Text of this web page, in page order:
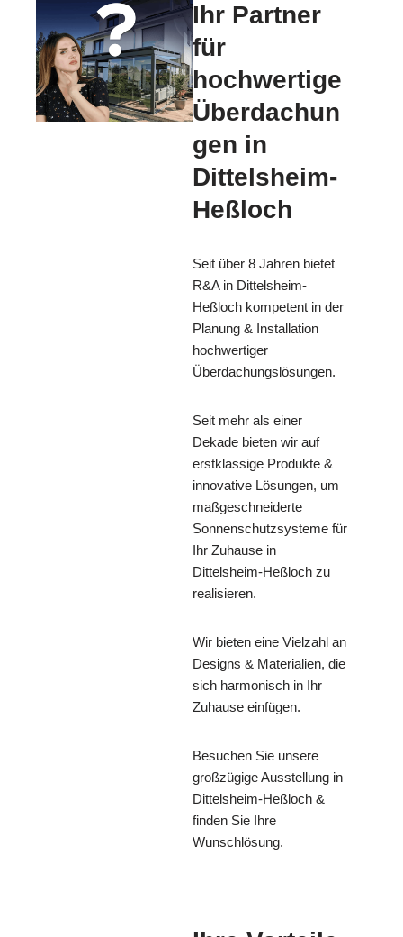
Ihr Partner
für
hochwertige
Überdachun
gen in
Dittelsheim-
Heßloch
Seit über 8 Jahren bietet
R&A in Dittelsheim-
Heßloch kompetent in der
Planung & Installation
hochwertiger
Überdachungslösungen.
Seit mehr als einer
Dekade bieten wir auf
erstklassige Produkte &
innovative Lösungen, um
maßgeschneiderte
Sonnenschutzsysteme für
Ihr Zuhause in
Dittelsheim-Heßloch zu
realisieren.
Wir bieten eine Vielzahl an
Designs & Materialien, die
sich harmonisch in Ihr
Zuhause einfügen.
Besuchen Sie unsere
großzügige Ausstellung in
Dittelsheim-Heßloch &
finden Sie Ihre
Wunschlösung.